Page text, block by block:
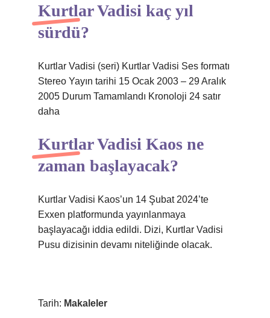
Kurtlar Vadisi kaç yıl
sürdü?
Kurtlar Vadisi (seri) Kurtlar Vadisi Ses formatı
Stereo Yayın tarihi 15 Ocak 2003 – 29 Aralık
2005 Durum Tamamlandı Kronoloji 24 satır
daha
Kurtlar Vadisi Kaos ne
zaman başlayacak?
Kurtlar Vadisi Kaos’un 14 Şubat 2024’te
Exxen platformunda yayınlanmaya
başlayacağı iddia edildi. Dizi, Kurtlar Vadisi
Pusu dizisinin devamı niteliğinde olacak.
Tarih: Makaleler